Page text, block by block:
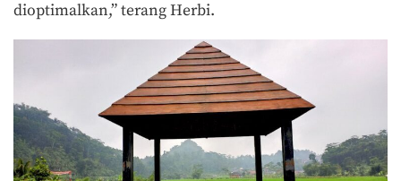
dioptimalkan,” terang Herbi.